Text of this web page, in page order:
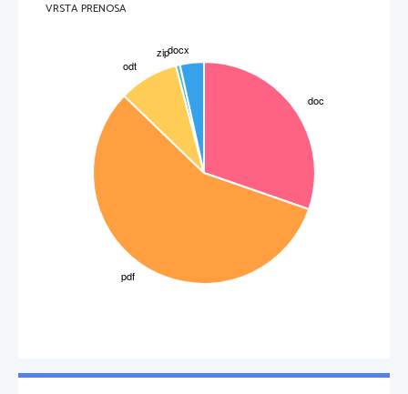
Nova retorika ni omejena samo na področje prakse, ampak je prisotna tudi v jedru teoretskih
Ko je vrzel med tezami, s katerimi se poslušalstvo strinja, in tistimi, ki jih govornik zagovarja
prevelika, da bi jo lahko premagali v eni sapi je pomembno, da uporabimo ustrezni pristop.
Težave je potrebno porazdeliti tako, da pridemo postopoma do istega izida, namesto da da se
VRSTA PRENOSA